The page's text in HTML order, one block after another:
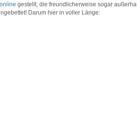
gestellt, die freundlicherweise sogar
Darum hier in voller Länge: